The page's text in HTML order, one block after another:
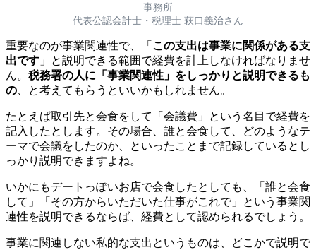
事務所
代表公認会計士・税理士 萩口義治さん
重要なのが事業関連性で、「 この支出は事業に関係がある支
出です 」と説明できる範囲で経費を計上しなければなりませ
ん。 税務署の人に「事業関連性」をしっかりと説明できるも
の 、と考えてもらうといいかもしれません。
たとえば取引先と会食をして「会議費」という名目で経費を
記入したとします。その場合、誰と会食して、どのようなテ
ーマで会議をしたのか、といったことまで記録しているとし
っかり説明できますよね。
いかにもデートっぽいお店で会食したとしても、「誰と会食
して」「その方からいただいた仕事がこれで」という事業関
連性を説明できるならば、経費として認められるでしょう。
事業に関連しない私的な支出というものは、どこかで説明で